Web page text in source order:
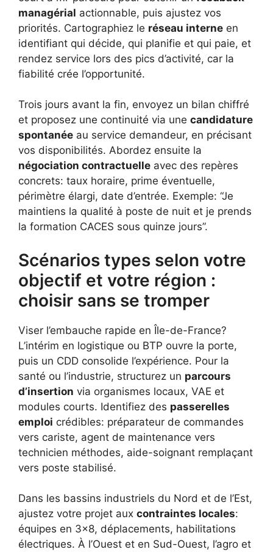
managérial actionnable, puis ajustez vos
priorités. Cartographiez le réseau interne en
identifiant qui décide, qui planifie et qui paie, et
rendez service lors des pics d’activité, car la
fiabilité crée l’opportunité.
Trois jours avant la fin, envoyez un bilan chiffré
et proposez une continuité via une candidature
spontanée au service demandeur, en précisant
vos disponibilités. Abordez ensuite la
négociation contractuelle avec des repères
concrets: taux horaire, prime éventuelle,
périmètre élargi, date d’entrée. Exemple: “Je
maintiens la qualité à poste de nuit et je prends
la formation CACES sous quinze jours”.
Scénarios types selon votre
objectif et votre région :
choisir sans se tromper
Viser l’embauche rapide en Île-de-France?
L’intérim en logistique ou BTP ouvre la porte,
puis un CDD consolide l’expérience. Pour la
santé ou l’industrie, structurez un parcours
d’insertion via organismes locaux, VAE et
modules courts. Identifiez des passerelles
emploi crédibles: préparateur de commandes
vers cariste, agent de maintenance vers
technicien méthodes, aide-soignant remplaçant
vers poste stabilisé.
Dans les bassins industriels du Nord et de l’Est,
ajustez votre projet aux contraintes locales:
équipes en 3×8, déplacements, habilitations
électriques. À l’Ouest et en Sud-Ouest, l’agro et